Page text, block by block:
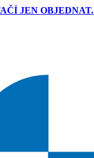
JEN OBJEDNAT.